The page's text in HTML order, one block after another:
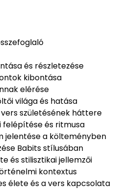
és részletezése
kibontása
elérése
világa és hatása
születésének háttere
felépítése és ritmusa
jelentése a költeményben
Babits stílusában
és stilisztikai jellemzői
kontextus
élete és a vers kapcsolata